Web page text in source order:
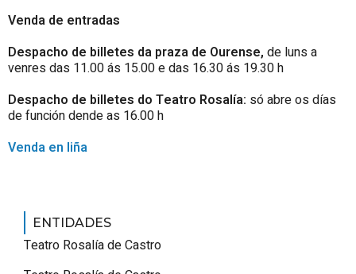
Venda de entradas
Despacho de billetes da praza de Ourense, de luns a
venres das 11.00 ás 15.00 e das 16.30 ás 19.30 h
Despacho de billetes do Teatro Rosalía: só abre os días
de función dende as 16.00 h
Venda en liña
ENTIDADES
Teatro Rosalía de Castro